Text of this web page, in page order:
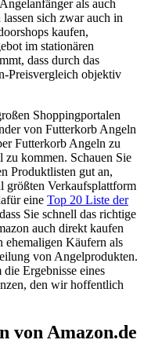
als auch
sich zwar auch in
kaufen,
im stationären
dass durch das
Preisvergleich objektiv
Shoppingportalen
von Futterkorb Angeln
Futterkorb Angeln zu
zu kommen. Schauen Sie
Produktlisten gut an,
größten Verkaufsplattform
eine Top 20 Liste der
Sie schnell das richtige
auch direkt kaufen
ehemaligen Käufern als
von Angelprodukten.
Ergebnisse eines
den wir hoffentlich
von Amazon.de